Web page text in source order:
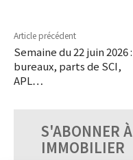
Article précédent
Semaine du 22 juin 2026 :
bureaux, parts de SCI,
APL…
S'ABONNER
IMMOBILIER